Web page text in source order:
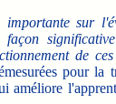
sur
de
pour la
améliore